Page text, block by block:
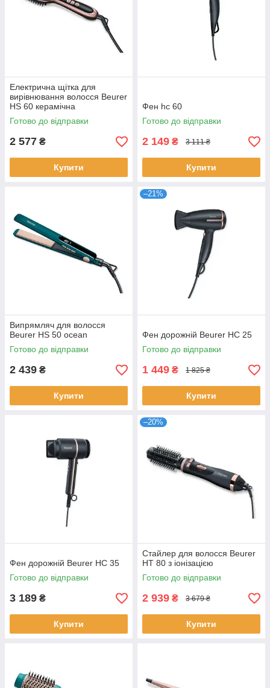
Електрична щітка для
вирівнювання волосся Beurer
HS 60 керамічна
Готово до відправки
2 577 ₴
Купити
Фен hc 60
Готово до відправки
2 149 ₴ 3 111 ₴
Купити
Випрямляч для волосся
Beurer HS 50 ocean
Готово до відправки
2 439 ₴
Купити
–21%
Фен дорожній Beurer HC 25
Готово до відправки
1 449 ₴ 1 825 ₴
Купити
Фен дорожній Beurer HC 35
Готово до відправки
3 189 ₴
Купити
–20%
Стайлер для волосся Beurer
HT 80 з іонізацією
Готово до відправки
2 939 ₴ 3 679 ₴
Купити